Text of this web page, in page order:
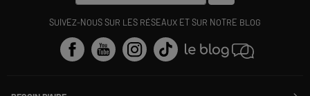
SUIVEZ-NOUS SUR LES RÉSEAUX ET SUR NOTRE BLOG